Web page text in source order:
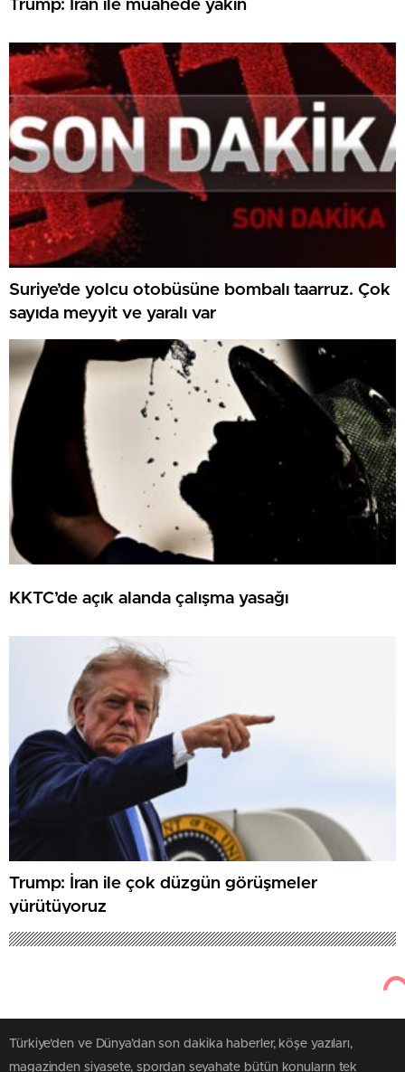
Trump: İran ile muahede yakın
Suriye’de yolcu otobüsüne bombalı taarruz. Çok
sayıda meyyit ve yaralı var
KKTC’de açık alanda çalışma yasağı
Trump: İran ile çok düzgün görüşmeler
yürütüyoruz
Türkiye'den ve Dünya’dan son dakika haberler, köşe yazıları,
magazinden siyasete, spordan seyahate bütün konuların tek